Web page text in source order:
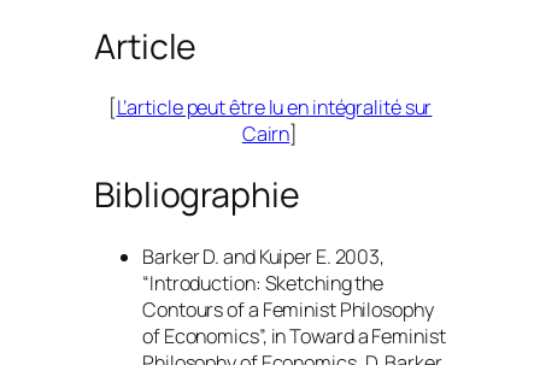
Article
[L’article peut être lu en intégralité sur
Cairn]
Bibliographie
Barker D. and Kuiper E. 2003,
“Introduction: Sketching the
Contours of a Feminist Philosophy
of Economics”, inToward a Feminist